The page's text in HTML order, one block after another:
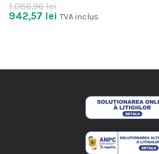
1.086,96lei
942,57 lei TVA inclus